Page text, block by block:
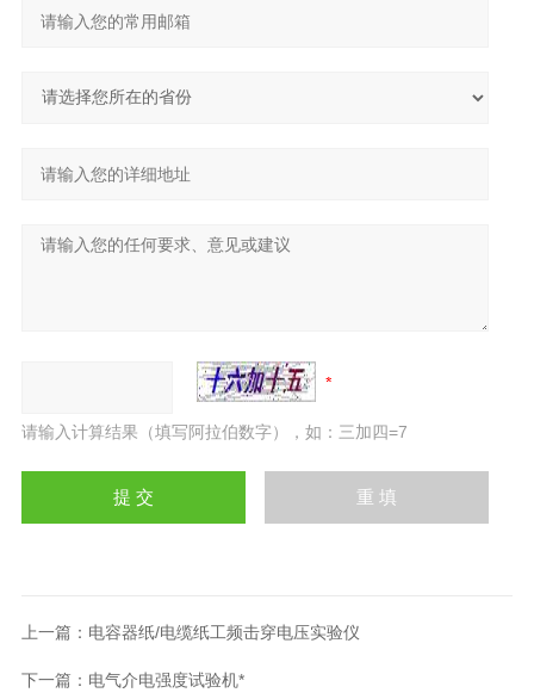
请输入计算结果（填写阿拉伯数字），如：三加四=7
上一篇： 电容器纸/电缆纸工频击穿电压实验仪
下一篇： 电气介电强度试验机*